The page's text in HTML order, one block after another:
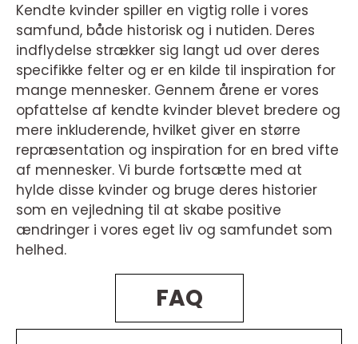
Kendte kvinder spiller en vigtig rolle i vores
samfund, både historisk og i nutiden. Deres
indflydelse strækker sig langt ud over deres
specifikke felter og er en kilde til inspiration for
mange mennesker. Gennem årene er vores
opfattelse af kendte kvinder blevet bredere og
mere inkluderende, hvilket giver en større
repræsentation og inspiration for en bred vifte
af mennesker. Vi burde fortsætte med at
hylde disse kvinder og bruge deres historier
som en vejledning til at skabe positive
ændringer i vores eget liv og samfundet som
helhed.
FAQ